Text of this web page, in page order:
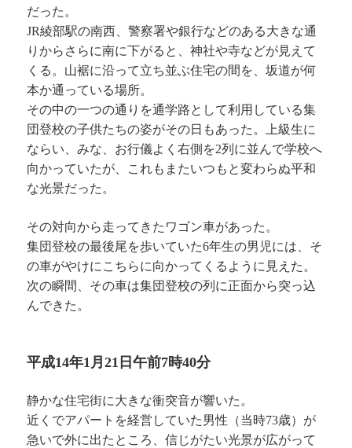
だった。
JR綾部駅の南西、警察署や銀行などのある大きな通
りからさらに南に下がると、神社や寺などが見えて
くる。山裾に沿って立ち並ぶ住宅の間を、坂道が何
本か通っている場所。
その中の一つの通りを通学路として利用している集
団登校の子供たちの姿がその日もあった。上級生に
ならい、みな、お行儀よく右側を2列に並んで学校へ
向かっていたが、これもまたいつもと変わらぬ平和
な光景だった。
その対向から走ってきたワゴン車があった。
集団登校の最後尾を歩いていた6年生の男児には、そ
の車がやけにこちらに向かってくるように見えた。
次の瞬間、その車は集団登校の列に正面から突っ込
んできた。
平成14年1月21日午前7時40分
静かな住宅街に大きな衝突音が響いた。
近くでアパートを経営していた男性（当時73歳）が
急いで外に出たところ、信じがたい光景が広がって